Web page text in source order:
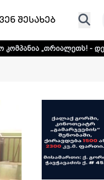
შესახებ
- დეტალური